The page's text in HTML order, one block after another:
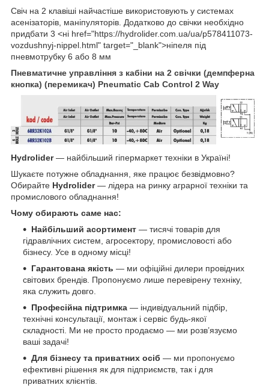
Свіч на 2 клавіші найчастіше використовують у системах
асенізаторів, маніпуляторів. Додатково до свічки необхідно
придбати 3 <ні href="https://hydrolider.com.ua/ua/p578411073-
vozdushnyj-nippel.html" target="_blank">ніпеля під
пневмотрубку 6 або 8 мм
Пневматичне управління з кабіни на 2 свічки (демпферна
кнопка) (перемикач) Pneumatic Cab Control 2 Way
Hydrolider— найбільший гіпермаркет техніки в Україні!
Шукаєте потужне обладнання, яке працює безвідмовно?
Обирайте Hydrolider— лідера на ринку аграрної техніки та
промислового обладнання!
Чому обирають саме нас:
Найбільший асортимент — тисячі товарів для
гідравлічних систем, агросектору, промисловості або
бізнесу. Усе в одному місці!
Гарантована якість — ми офіційні дилери провідних
світових брендів. Пропонуємо лише перевірену техніку,
яка служить довго.
Професійна підтримка — індивідуальний підбір,
технічні консультації, монтаж і сервіс будь-якої
складності. Ми не просто продаємо — ми розв’язуємо
ваші задачі!
Для бізнесу та приватних осіб — ми пропонуємо
ефективні рішення як для підприємств, так і для
приватних клієнтів.